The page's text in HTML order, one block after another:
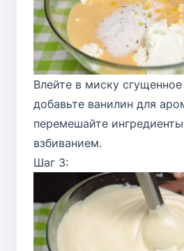
Влейте в миску
добавьте ванилин для
перемешайте
взбиванием.
Шаг 3: